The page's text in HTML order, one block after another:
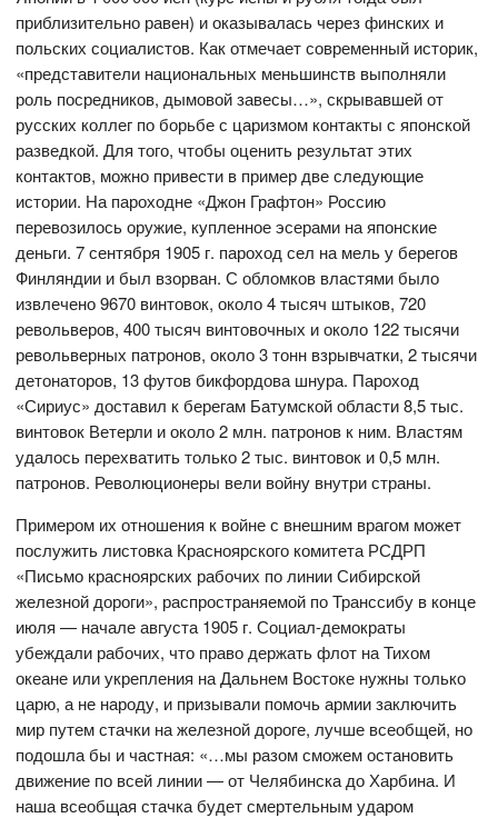
приблизительно равен) и оказывалась через финских и
польских социалистов. Как отмечает современный историк,
«представители национальных меньшинств выполняли
роль посредников, дымовой завесы…», скрывавшей от
русских коллег по борьбе с царизмом контакты с японской
разведкой. Для того, чтобы оценить результат этих
контактов, можно привести в пример две следующие
истории. На пароходне «Джон Графтон» Россию
перевозилось оружие, купленное эсерами на японские
деньги. 7 сентября 1905 г. пароход сел на мель у берегов
Финляндии и был взорван. С обломков властями было
извлечено 9670 винтовок, около 4 тысяч штыков, 720
револьверов, 400 тысяч винтовочных и около 122 тысячи
револьверных патронов, около 3 тонн взрывчатки, 2 тысячи
детонаторов, 13 футов бикфордова шнура. Пароход
«Сириус» доставил к берегам Батумской области 8,5 тыс.
винтовок Ветерли и около 2 млн. патронов к ним. Властям
удалось перехватить только 2 тыс. винтовок и 0,5 млн.
патронов. Революционеры вели войну внутри страны.
Примером их отношения к войне с внешним врагом может
послужить листовка Красноярского комитета РСДРП
«Письмо красноярских рабочих по линии Сибирской
железной дороги», распространяемой по Транссибу в конце
июля — начале августа 1905 г. Социал-демократы
убеждали рабочих, что право держать флот на Тихом
океане или укрепления на Дальнем Востоке нужны только
царю, а не народу, и призывали помочь армии заключить
мир путем стачки на железной дороге, лучше всеобщей, но
подошла бы и частная: «…мы разом сможем остановить
движение по всей линии — от Челябинска до Харбина. И
наша всеобщая стачка будет смертельным ударом